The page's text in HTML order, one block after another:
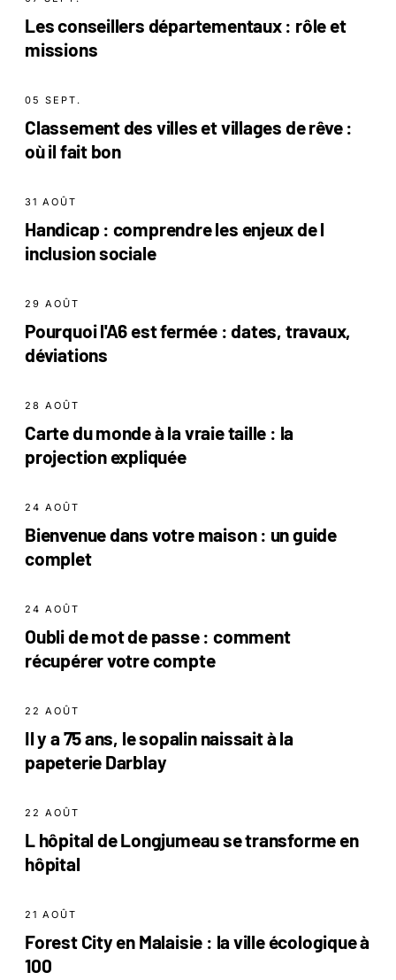
Les conseillers départementaux : rôle et
missions
05 SEPT.
Classement des villes et villages de rêve :
où il fait bon
31 AOÛT
Handicap : comprendre les enjeux de l
inclusion sociale
29 AOÛT
Pourquoi l'A6 est fermée : dates, travaux,
déviations
28 AOÛT
Carte du monde à la vraie taille : la
projection expliquée
24 AOÛT
Bienvenue dans votre maison : un guide
complet
24 AOÛT
Oubli de mot de passe : comment
récupérer votre compte
22 AOÛT
Il y a 75 ans, le sopalin naissait à la
papeterie Darblay
22 AOÛT
L hôpital de Longjumeau se transforme en
hôpital
21 AOÛT
Forest City en Malaisie : la ville écologique à
100